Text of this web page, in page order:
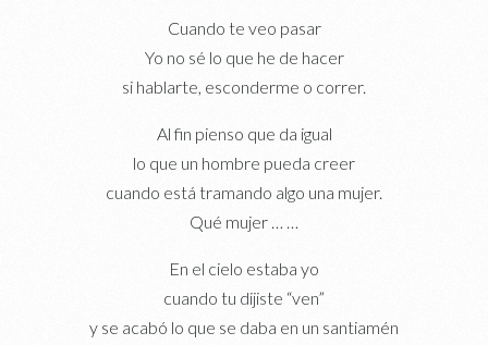
Cuando te veo pasar
Yo no sé lo que he de hacer
si hablarte, esconderme o correr.
Al fin pienso que da igual
lo que un hombre pueda creer
cuando está tramando algo una mujer.
Qué mujer … …
En el cielo estaba yo
cuando tu dijiste “ven”
y se acabó lo que se daba en un santiamén